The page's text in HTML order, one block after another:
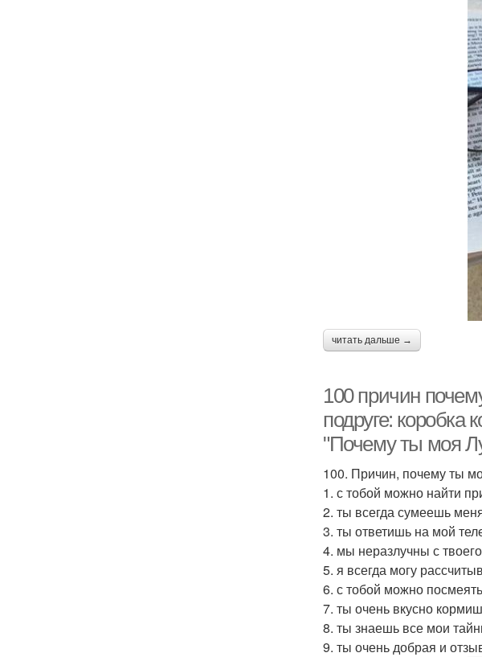
читать дальше →
100 причин
подруге: коробка
"Почему ты моя
100. Причин, почему ты
1. с тобой можно найти
2. ты всегда сумеешь
3. ты ответишь на мой
4. мы неразлучны с
5. я всегда могу
6. с тобой можно
7. ты очень вкусно
8. ты знаешь все мои
9. ты очень добрая и